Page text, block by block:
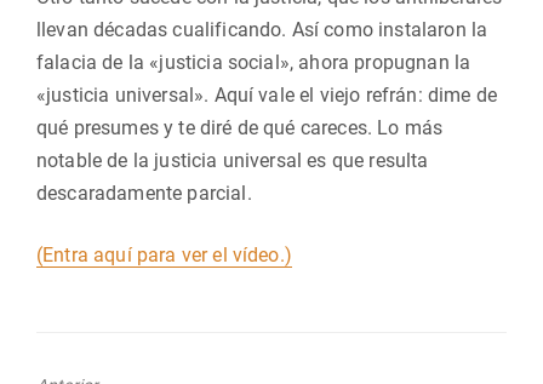
llevan décadas cualificando. Así como instalaron la
falacia de la «justicia social», ahora propugnan la
«justicia universal». Aquí vale el viejo refrán: dime de
qué presumes y te diré de qué careces. Lo más
notable de la justicia universal es que resulta
descaradamente parcial.
(Entra aquí para ver el vídeo.)